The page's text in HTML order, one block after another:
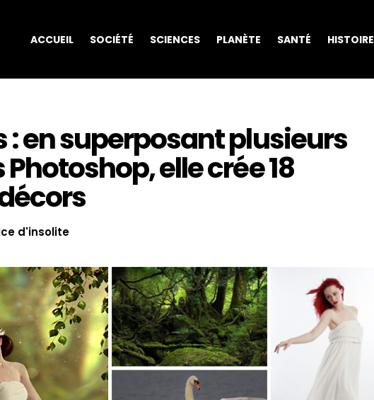
ACCUEIL SOCIÉTÉ SCIENCES PLANÈTE SANTÉ HISTOIRE
en superposant plusieurs
elle crée 18
d'insolite